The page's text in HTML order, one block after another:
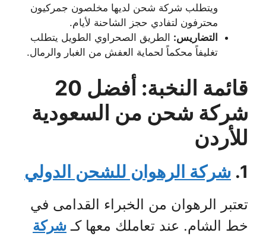
ويتطلب شركة شحن لديها مخلصون جمركيون
محترفون لتفادي حجز الشاحنة لأيام.
التضاريس: الطريق الصحراوي الطويل يتطلب
تغليفاً محكماً لحماية العفش من الغبار والرمال.
قائمة النخبة: أفضل 20
شركة شحن من السعودية
للأردن
1. شركة الرهوان للشحن الدولي
تعتبر الرهوان من الخبراء القدامى في
خط الشام. عند تعاملك معها كـ شركة